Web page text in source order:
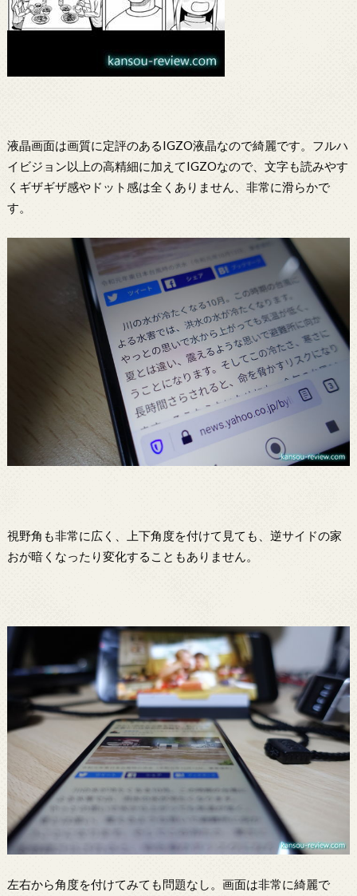
液晶画面は画質に定評のあるIGZO液晶なので綺麗です。フルハ
イビジョン以上の高精細に加えてIGZOなので、文字も読みやす
くギザギザ感やドット感は全くありません、非常に滑らかで
す。
視野角も非常に広く、上下角度を付けて見ても、逆サイドの家
おが暗くなったり変化することもありません。
左右から角度を付けてみても問題なし。画面は非常に綺麗で